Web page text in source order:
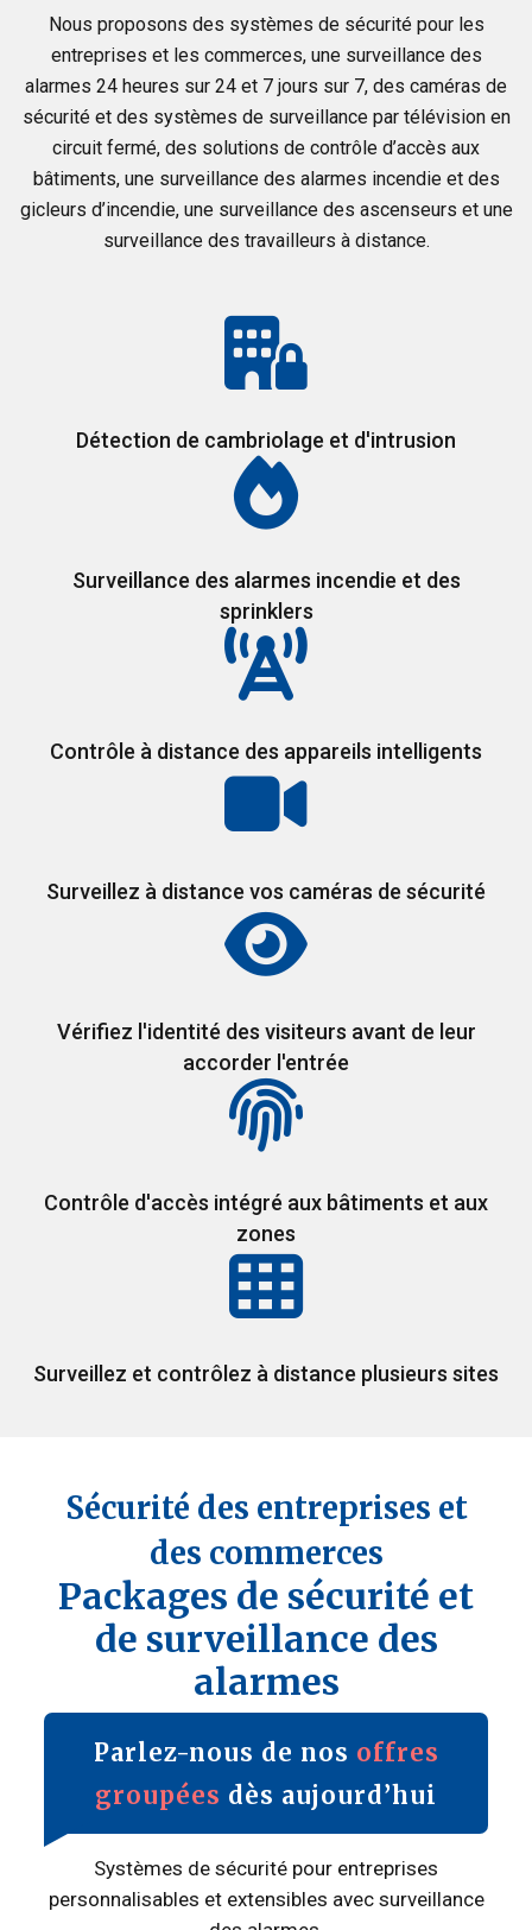
Nous proposons des systèmes de sécurité pour les
entreprises et les commerces, une surveillance des
alarmes 24 heures sur 24 et 7 jours sur 7, des caméras de
sécurité et des systèmes de surveillance par télévision en
circuit fermé, des solutions de contrôle d’accès aux
bâtiments, une surveillance des alarmes incendie et des
gicleurs d’incendie, une surveillance des ascenseurs et une
surveillance des travailleurs à distance.
Détection de cambriolage et d'intrusion
Surveillance des alarmes incendie et des
sprinklers
Contrôle à distance des appareils intelligents
Surveillez à distance vos caméras de sécurité
Vérifiez l'identité des visiteurs avant de leur
accorder l'entrée
Contrôle d'accès intégré aux bâtiments et aux
zones
Surveillez et contrôlez à distance plusieurs sites
Sécurité des entreprises et
des commerces
Packages de sécurité et
de surveillance des
alarmes
Parlez-nous de nos offres
groupées dès aujourd’hui
Systèmes de sécurité pour entreprises
personnalisables et extensibles avec surveillance